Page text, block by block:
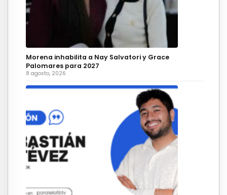
Morena inhabilita a Nay Salvatori y Grace
Palomares para 2027
8 agosto, 2026